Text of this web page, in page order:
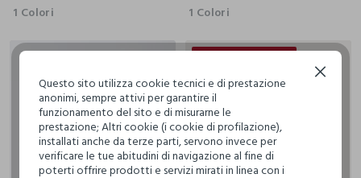
1 Colori 1 Colori
Questo sito utilizza cookie tecnici e di prestazione
anonimi, sempre attivi per garantire il
funzionamento del sito e di misurarne le
prestazione; Altri cookie (i cookie di profilazione),
installati anche da terze parti, servono invece per
verificare le tue abitudini di navigazione al fine di
poterti offrire prodotti e servizi mirati in linea con i
Continua senza accettare